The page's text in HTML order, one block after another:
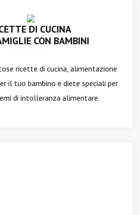
DI CUCINA
CON BAMBINI
ricette di cucina, alimentazione
il tuo bambino e diete speciali per
di intolleranza alimentare.